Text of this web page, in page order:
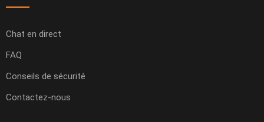
Chat en direct
FAQ
Conseils de sécurité
Contactez-nous